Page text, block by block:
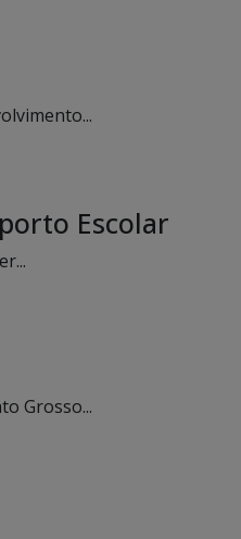
Escolar
Grosso...